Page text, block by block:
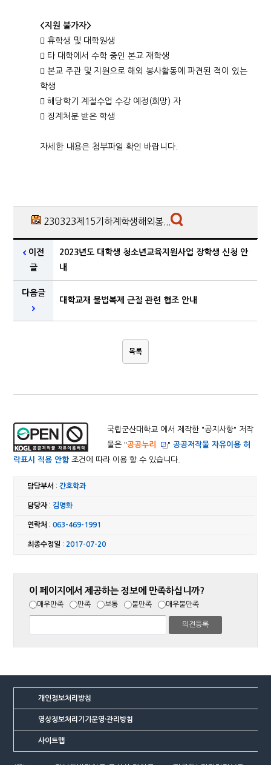
<지원 불가자>
 휴학생 및 대학원생
 타 대학에서 수학 중인 본교 재학생
 본교 주관 및 지원으로 해외 봉사활동에 파견된 적이 있는
학생
 해당학기 계절수업 수강 예정(희망) 자
 징계처분 받은 학생
자세한 내용은 첨부파일 확인 바랍니다.
230323제15기하계학생해외봉...
이전
글
2023년도 대학생 청소년교육지원사업 장학생 신청 안
내
다음글
대학교재 불법복제 근절 관련 협조 안내
목록
국립군산대학교 에서 제작한 "공지사항" 저작
물은 "공공누리 "공공저작물 자유이용 허
락표시 적용 안함조건에 따라 이용 할 수 있습니다.
담당부서 :간호학과
담당자: 김명화
연락처 :063-469-1991
최종수정일 : 2017-07-20
이 페이지에서 제공하는 정보에 만족하십니까?
매우만족 만족 보통 불만족 매우불만족
개인정보처리방침
영상정보처리기기운영·관리방침
사이트맵